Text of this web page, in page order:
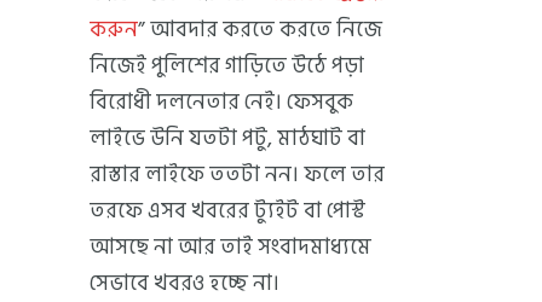
করুন” আবদার করতে করতে নিজে
নিজেই পুলিশের গাড়িতে উঠে পড়া
বিরোধী দলনেতার নেই। ফেসবুক
লাইভে উনি যতটা পটু, মাঠঘাট বা
রাস্তার লাইফে ততটা নন। ফলে তার
তরফে এসব খবরের ট্যুইট বা পোস্ট
আসছে না আর তাই সংবাদমাধ্যমে
সেভাবে খবরও হচ্ছে না।